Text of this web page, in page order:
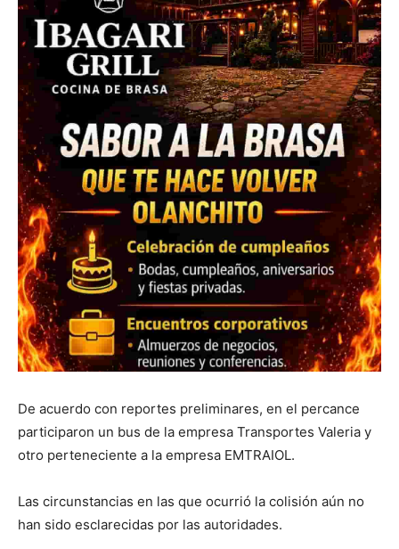
De acuerdo con reportes preliminares, en el percance
participaron un bus de la empresa Transportes Valeria y
otro perteneciente a la empresa EMTRAIOL.
Las circunstancias en las que ocurrió la colisión aún no
han sido esclarecidas por las autoridades.